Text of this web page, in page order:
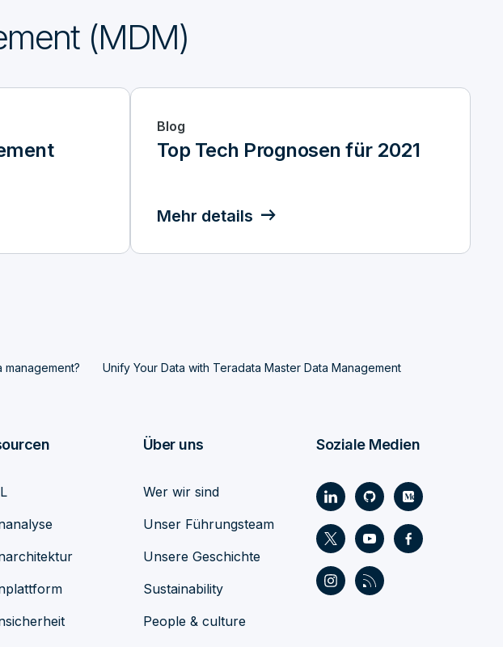
(MDM)
Blog
Top Tech Prognosen für 2021
Mehr details
management? Unify Your Data with Teradata Master Data Management
Über uns
Wer wir sind
Unser Führungsteam
Unsere Geschichte
Sustainability
People & culture
Soziale Medien